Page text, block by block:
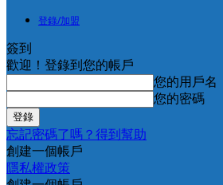
登錄/加盟
簽到
歡迎！登錄到您的帳戶
您的用戶名
您的密碼
忘記密碼了嗎？得到幫助
創建一個帳戶
隱私權政策